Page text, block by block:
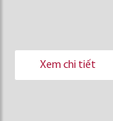
Xem chi tiết